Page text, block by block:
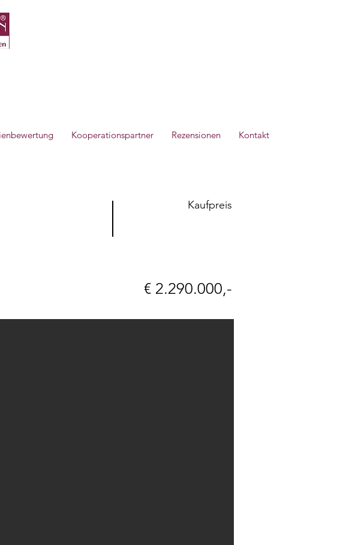
Kooperationspartner Rezensionen Kontakt
Kaufpreis
€ 2.290.000,-